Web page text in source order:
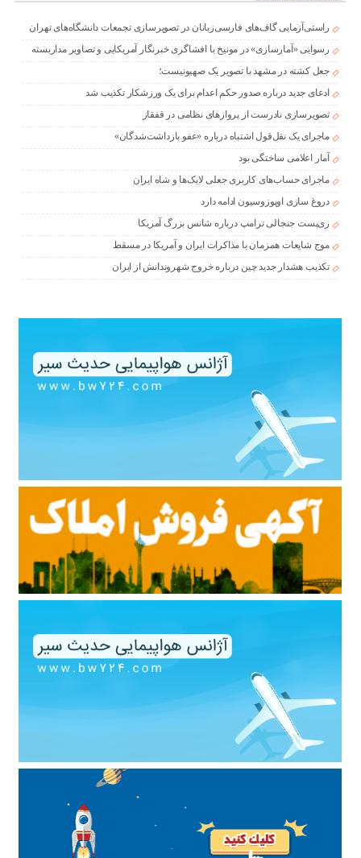
راستی‌آزمایی گاف‌های فارسی‌زبانان در تصویرسازی تجمعات دانشگاه‌های تهران
رسوایی «آمارسازی» در مونیخ با افشاگری خبرنگار آمریکایی و تصاویر مداربسته
جعل کشته در مشهد با تصویر یک صهیونیست؛
ادعای جدید درباره صدور حکم اعدام برای یک ورزشکار تکذیب شد
تصویرسازی نادرست از پروازهای نظامی در قفقاز
ماجرای یک نقل‌قول اشتباه درباره «عفو بازداشت‌شدگان»
آمار اعلامی ساختگی بود
ماجرای حساب‌های کاربری جعلی لایک‌ها و شاه ایران
دروغ سازی اوپوزوسیون ادامه دارد
ری‌پست جنجالی ترامپ درباره شانس بزرگ آمریکا
موج شایعات همزمان با مذاکرات ایران و آمریکا در مسقط
تکذیب هشدار جدید چین درباره خروج شهروندانش از ایران